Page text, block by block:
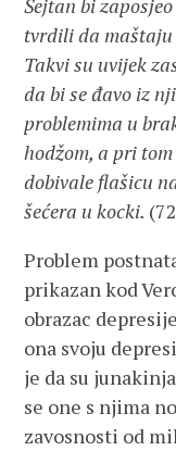
Šejtan bi
tvrdili da maštaju
Takvi su uvijek
da bi se đavo iz
problemima u
hodžom, a pri
dobivale flašicu
šećera u kocki.
Problem
prikazan kod
obrazac
ona svoju
je da su
se one s njima
zavosnosti od